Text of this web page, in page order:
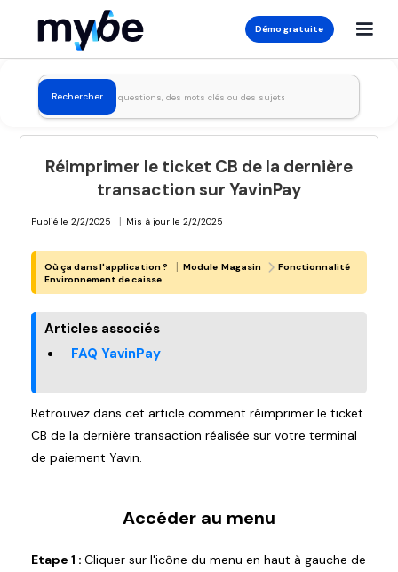
Démo gratuite
Réimprimer le ticket CB de la dernière
transaction sur YavinPay
Publié le 2/2/2025 | Mis à jour le 2/2/2025
Où ça dans l'application ? | Module Magasin
Fonctionnalité
Environnement de caisse
Articles associés
FAQ YavinPay
Retrouvez dans cet article comment réimprimer le ticket
CB de la dernière transaction réalisée sur votre terminal
de paiement Yavin.
Accéder au menu
Etape 1 :Cliquer sur l'icône du menu en haut à gauche de